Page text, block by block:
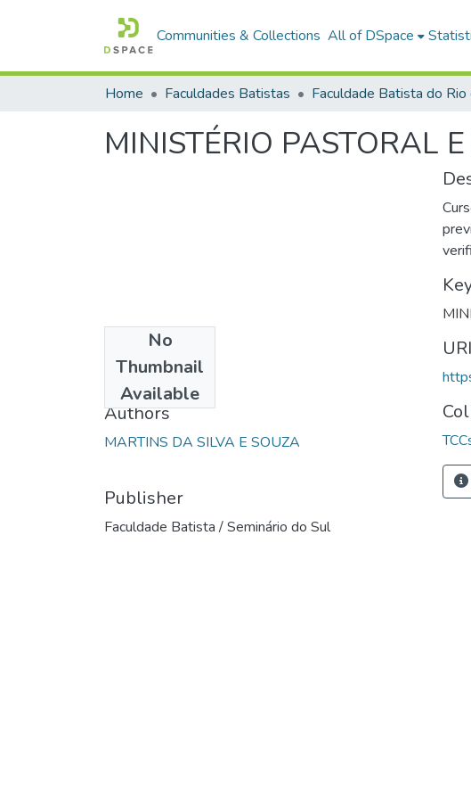
Communities & Collections All of DSpace
Home Faculdades Batistas
MINISTÉRIO PASTORAL
No
Thumbnail
Available
1996
Authors
MARTINS DA SILVA E SOUZA
Publisher
Faculdade Batista / Seminário do Sul
URI